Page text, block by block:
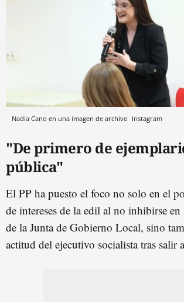
Nadia Cano en una imagen de archivo Instagram
"De primero de
pública"
El PP ha puesto el foco no solo en el
de intereses de la edil al no inhibirse en
de la Junta de Gobierno Local, sino
actitud del ejecutivo socialista tras salir